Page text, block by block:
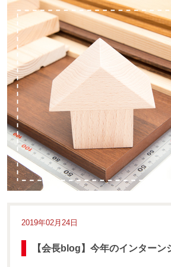
2019年02月24日
【会長blog】今年のインターン